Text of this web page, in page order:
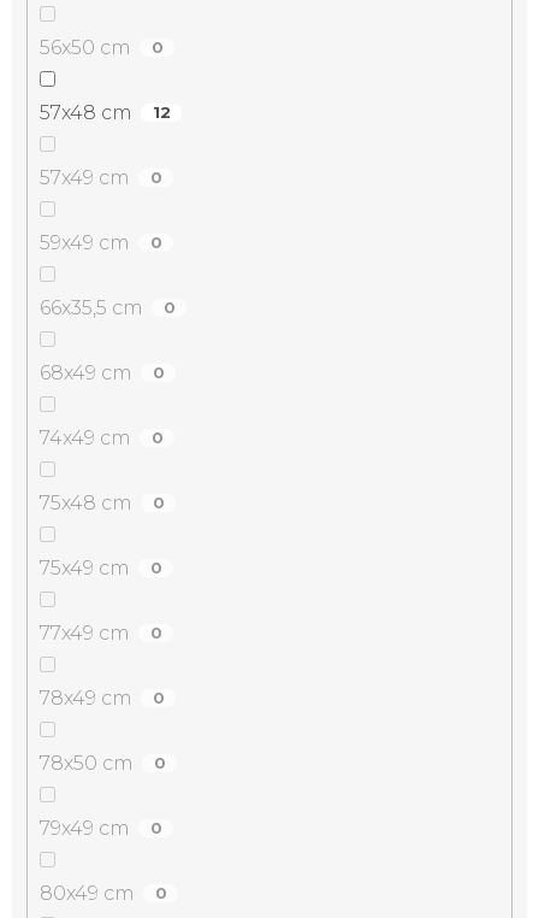
56x50 cm 0
57x48 cm 12
57x49 cm 0
59x49 cm 0
66x35,5 cm 0
68x49 cm 0
74x49 cm 0
75x48 cm 0
75x49 cm 0
77x49 cm 0
78x49 cm 0
78x50 cm 0
79x49 cm 0
80x49 cm 0